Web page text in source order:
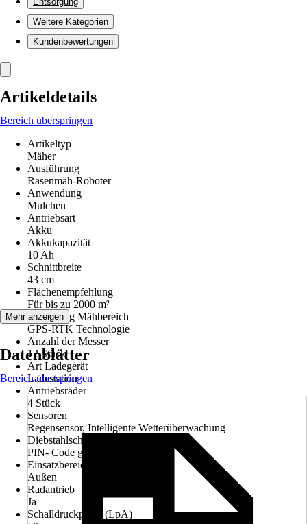
Weitere Kategorien
Kundenbewertungen
Artikeldetails
Bereich überspringen
Artikeltyp
Mäher
Ausführung
Rasenmäh-Roboter
Anwendung
Mulchen
Antriebsart
Akku
Akkukapazität
10 Ah
Schnittbreite
43 cm
Flächenempfehlung
Für bis zu 2000 m²
Festlegung Mähbereich
GPS-RTK Technologie
Anzahl der Messer
12 Stück
Art Ladegerät
Ladestation
Antriebsräder
4 Stück
Sensoren
Regensensor, Intelligente Wetterüberwachung
Diebstahlschutz
PIN- Code geschützt
Einsatzbereich
Außen
Radantrieb
Ja
Schalldruckpegel (LpA)
Mehr anzeigen
Datenblätter
Bereich überspringen